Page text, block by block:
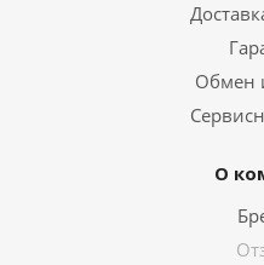
Обмен
О